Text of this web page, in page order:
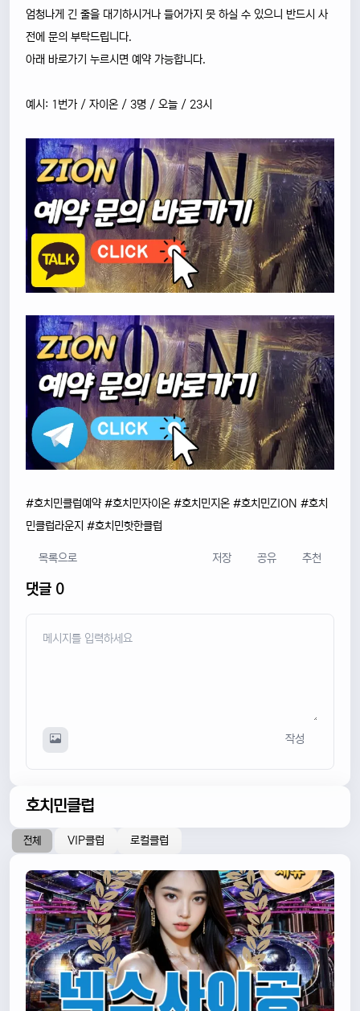
엄청나게 긴 줄을 대기하시거나 들어가지 못 하실 수 있으니 반드시 사
전에 문의 부탁드립니다.
아래 바로가기 누르시면 예약 가능합니다.
예시: 1번가 / 자이온 / 3명 / 오늘 / 23시
#호치민클럽예약 #호치민자이온 #호치민지온 #호치민ZION #호치
민클럽라운지 #호치민핫한클럽
목록으로 저장 공유 추천
댓글 0
작성
호치민클럽
전체 VIP클럽 로컬클럽